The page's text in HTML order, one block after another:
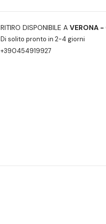
RITIRO DISPONIBILE A VERONA -
Di solito pronto in 2-4 giorni
+390454919927